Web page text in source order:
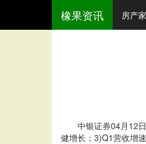
橡果资讯 房产
中银证券04月12日
健增长；3)Q1营收增